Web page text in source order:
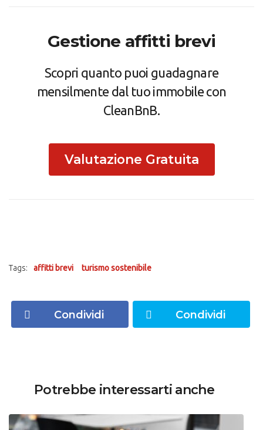
Gestione affitti brevi
Scopri quanto puoi guadagnare
mensilmente dal tuo immobile con
CleanBnB.
Valutazione Gratuita
Tags: affitti brevi turismo sostenibile
Condividi Condividi
Potrebbe interessarti anche